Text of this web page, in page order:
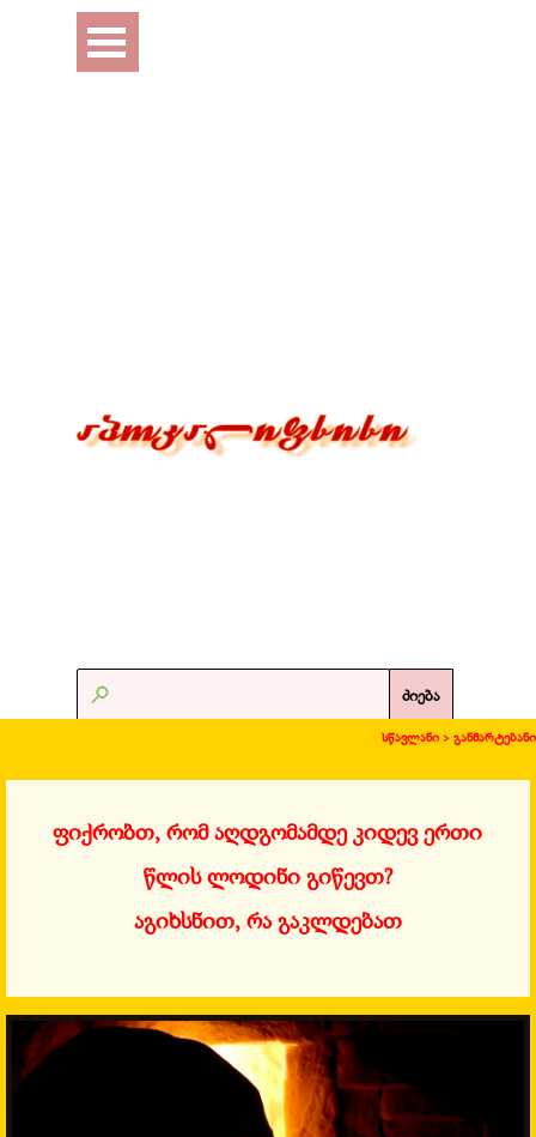
Перейти к контенту
Пропустить меню
ძიება
სწავლანი > განმარტებანი
ფიქრობთ, რომ აღდგომამდე კიდევ ერთი
წლის ლოდინი გიწევთ?
აგიხსნით, რა გაკლდებათ